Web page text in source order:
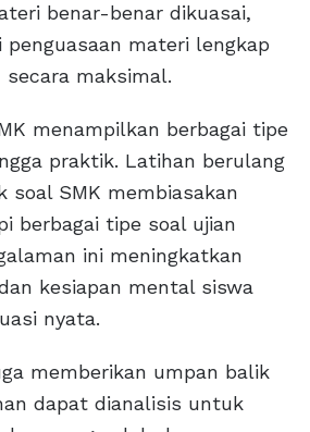
benar-benar dikuasai,
penguasaan materi lengkap
maksimal.
menampilkan berbagai tipe
praktik. Latihan berulang
soal SMK membiasakan
berbagai tipe soal ujian
ini meningkatkan
kesiapan mental siswa
nyata.
memberikan umpan balik
dapat dianalisis untuk